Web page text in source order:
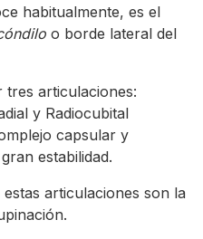
habitualmente, es el
o borde lateral del
tres articulaciones:
y Radiocubital
capsular y
estabilidad.
articulaciones son la